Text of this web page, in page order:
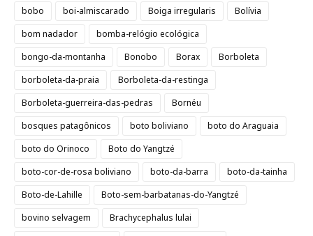
bobo
boi-almiscarado Boiga irregularis
Bolívia
bom nadador
bomba-relógio ecológica
bongo-da-montanha
Bonobo Borax
Borboleta
borboleta-da-praia
Borboleta-da-restinga
Borboleta-guerreira-das-pedras
Bornéu
bosques patagônicos
boto boliviano
boto do Araguaia
boto do Orinoco
Boto do Yangtzé
boto-cor-de-rosa boliviano
boto-da-barra
boto-da-tainha
Boto-de-Lahille
Boto-sem-barbatanas-do-Yangtzé
bovino selvagem
Brachycephalus lulai